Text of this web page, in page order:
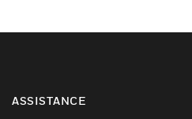
ASSISTANCE